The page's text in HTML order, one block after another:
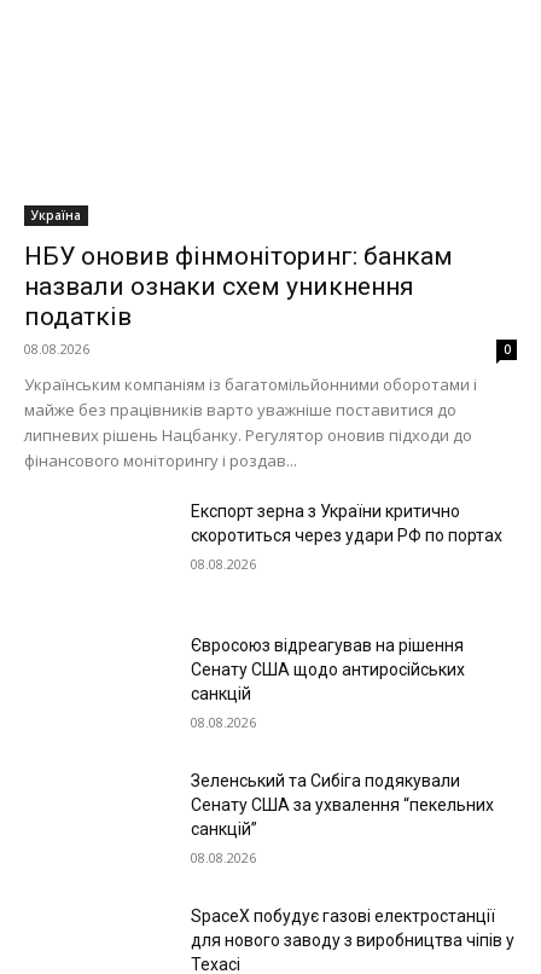
Україна
НБУ оновив фінмоніторинг: банкам
назвали ознаки схем уникнення
податків
08.08.2026 0
Українським компаніям із багатомільйонними оборотами і
майже без працівників варто уважніше поставитися до
липневих рішень Нацбанку. Регулятор оновив підходи до
фінансового моніторингу і роздав...
Експорт зерна з України критично
скоротиться через удари РФ по портах
08.08.2026
Євросоюз відреагував на рішення
Сенату США щодо антиросійських
санкцій
08.08.2026
Зеленський та Сибіга подякували
Сенату США за ухвалення “пекельних
санкцій”
08.08.2026
SpaceX побудує газові електростанції
для нового заводу з виробництва чіпів у
Техасі